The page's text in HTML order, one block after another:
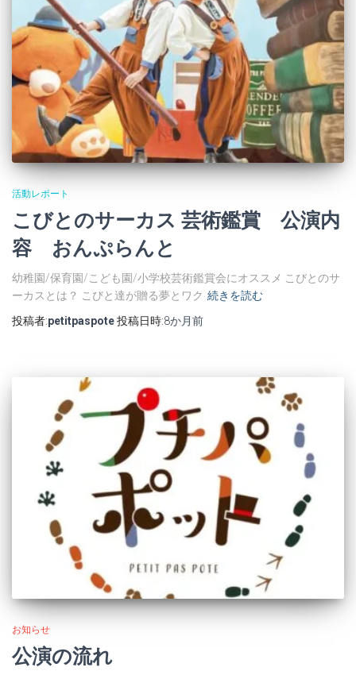
活動レポート
こびとのサーカス 芸術鑑賞 公演内
容 おんぷらんと
幼稚園/保育園/こども園/小学校芸術鑑賞会にオススメ こびとのサ
ーカスとは？ こびと達が贈る夢とワク 続きを読む
投稿者:petitpaspote投稿日時:8か月前
お知らせ
公演の流れ